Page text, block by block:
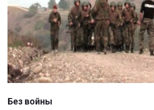
Без войны